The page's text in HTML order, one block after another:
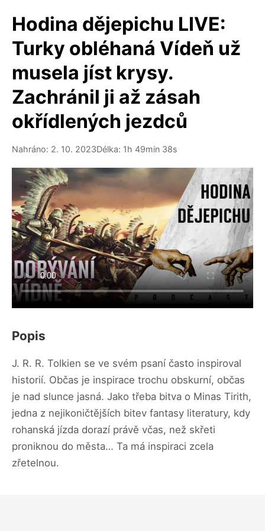
Hodina dějepichu LIVE:
Turky obléhaná Vídeň už
musela jíst krysy.
Zachránil ji až zásah
okřídlených jezdců
Nahráno: 2. 10. 2023Délka: 1h 49min 38s
Popis
J. R. R. Tolkien se ve svém psaní často inspiroval
historií. Občas je inspirace trochu obskurní, občas
je nad slunce jasná. Jako třeba bitva o Minas Tirith,
jedna z nejikoničtějších bitev fantasy literatury, kdy
rohanská jízda dorazí právě včas, než skřeti
proniknou do města… Ta má inspiraci zcela
zřetelnou.